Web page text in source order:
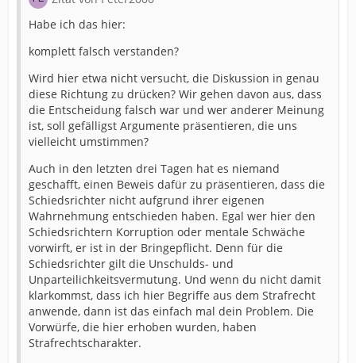
Habe ich das hier:
komplett falsch verstanden?
Wird hier etwa nicht versucht, die Diskussion in genau
diese Richtung zu drücken? Wir gehen davon aus, dass
die Entscheidung falsch war und wer anderer Meinung
ist, soll gefälligst Argumente präsentieren, die uns
vielleicht umstimmen?
Auch in den letzten drei Tagen hat es niemand
geschafft, einen Beweis dafür zu präsentieren, dass die
Schiedsrichter nicht aufgrund ihrer eigenen
Wahrnehmung entschieden haben. Egal wer hier den
Schiedsrichtern Korruption oder mentale Schwäche
vorwirft, er ist in der Bringepflicht. Denn für die
Schiedsrichter gilt die Unschulds- und
Unparteilichkeitsvermutung. Und wenn du nicht damit
klarkommst, dass ich hier Begriffe aus dem Strafrecht
anwende, dann ist das einfach mal dein Problem. Die
Vorwürfe, die hier erhoben wurden, haben
Strafrechtscharakter.